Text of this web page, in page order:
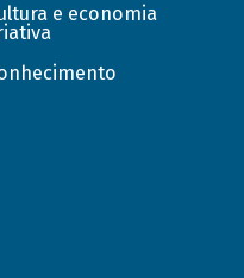
e economia